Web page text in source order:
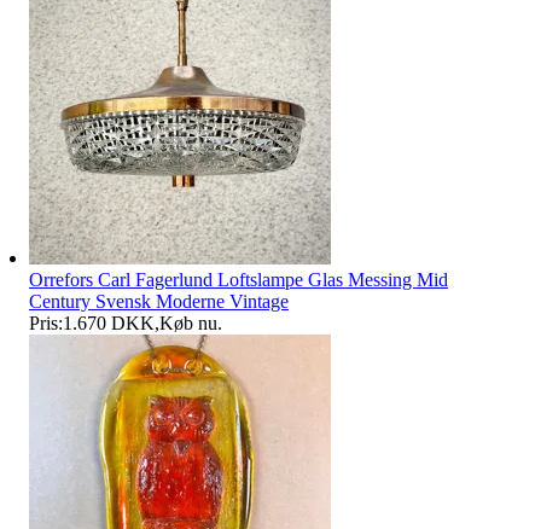
Orrefors Carl Fagerlund Loftslampe Glas Messing Mid
Century Svensk Moderne Vintage
Pris:1.670 DKK,Køb nu.